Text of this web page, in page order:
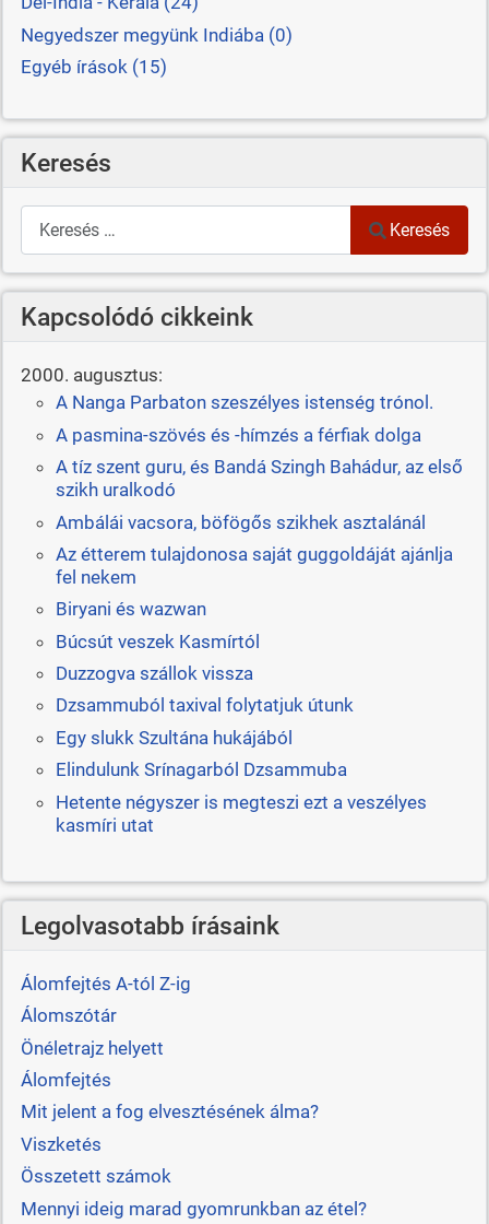
Negyedszer megyünk Indiába (0)
Egyéb írások (15)
Keresés
Keresés
Keresés
Kapcsolódó cikkeink
2000. augusztus:
A Nanga Parbaton szeszélyes istenség trónol.
A pasmina-szövés és -hímzés a férfiak dolga
A tíz szent guru, és Bandá Szingh Bahádur, az első
szikh uralkodó
Ambálái vacsora, böfögős szikhek asztalánál
Az étterem tulajdonosa saját guggoldáját ajánlja
fel nekem
Biryani és wazwan
Búcsút veszek Kasmírtól
Duzzogva szállok vissza
Dzsammuból taxival folytatjuk útunk
Egy slukk Szultána hukájából
Elindulunk Srínagarból Dzsammuba
Hetente négyszer is megteszi ezt a veszélyes
kasmíri utat
Legolvasotabb írásaink
Álomfejtés A-tól Z-ig
Álomszótár
Önéletrajz helyett
Álomfejtés
Mit jelent a fog elvesztésének álma?
Viszketés
Összetett számok
Mennyi ideig marad gyomrunkban az étel?